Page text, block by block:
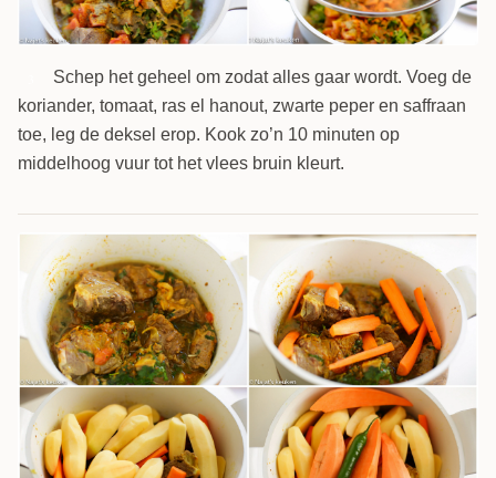
Schep het geheel om zodat alles gaar wordt. Voeg de
koriander, tomaat, ras el hanout, zwarte peper en saffraan
toe, leg de deksel erop. Kook zo’n 10 minuten op
middelhoog vuur tot het vlees bruin kleurt.